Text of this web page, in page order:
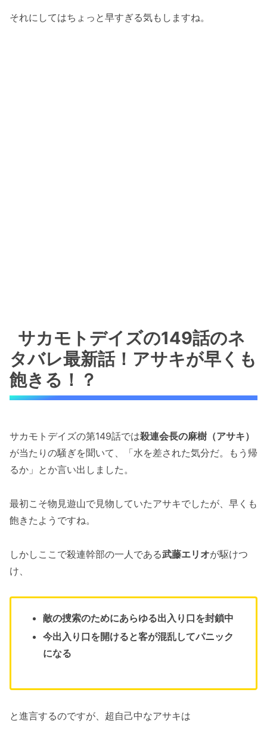
それにしてはちょっと早すぎる気もしますね。
サカモトデイズの149話のネ
タバレ最新話！アサキが早くも
飽きる！？
サカモトデイズの第149話では殺連会長の麻樹（アサキ）
が当たりの騒ぎを聞いて、「水を差された気分だ。もう帰
るか」とか言い出しました。
最初こそ物見遊山で見物していたアサキでしたが、早くも
飽きたようですね。
しかしここで殺連幹部の一人である武藤エリオが駆けつ
け、
敵の捜索のためにあらゆる出入り口を封鎖中
今出入り口を開けると客が混乱してパニック
になる
と進言するのですが、超自己中なアサキは